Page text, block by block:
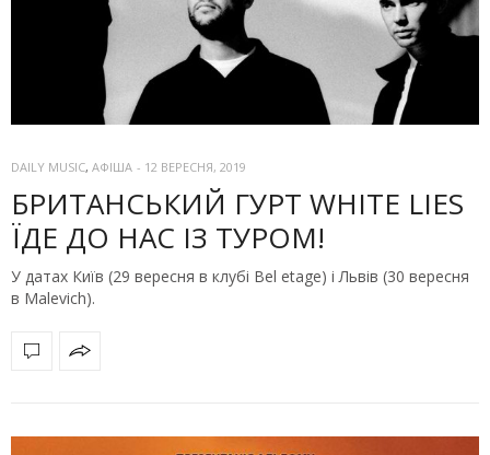
DAILY MUSIC, АФІША - 12 ВЕРЕСНЯ, 2019
БРИТАНСЬКИЙ ГУРТ WHITE LIES
ЇДЕ ДО НАС ІЗ ТУРОМ!
У датах Київ (29 вересня в клубі Bel etage) і Львів (30 вересня
в Malevich).